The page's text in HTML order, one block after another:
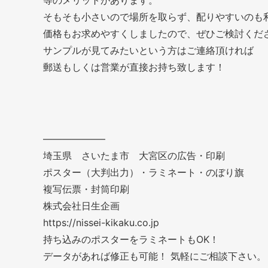
そもそも小さいので場所を取らず、配りやすいのも
価格もお求めやすくしましたので、ぜひご検討くだ
サンプルが見てみたいという方はご連絡頂ければ
郵送もしくは営業が直接お持ち致します！
——————–
埼玉県 さいたま市 大宮区の広告・印刷
ポスター（大判出力）・ラミネート・のぼり旗
複写伝票・封筒印刷
株式会社日生企画
https://nissei-kikaku.co.jp
持ち込みのポスターをラミネートもOK！
データがあれば修正も可能！ 気軽にご相談下さい。